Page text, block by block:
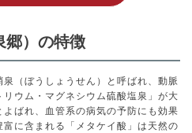
郷）の特徴
（ぼうしょうせん）と呼ばれ、動脈
ウム・マグネシウム硫酸塩泉」が大
ばれ、血管系の病気の予防にも効果
に含まれる「メタケイ酸」は天然の